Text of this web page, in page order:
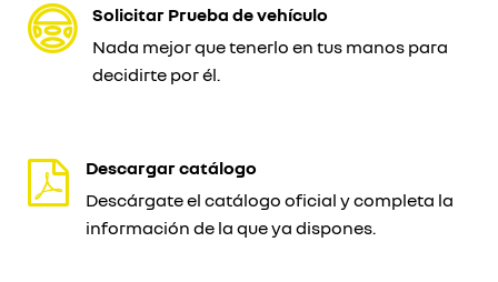
Solicitar Prueba de vehículo
Nada mejor que tenerlo en tus manos para
decidirte por él.
Descargar catálogo
Descárgate el catálogo oficial y completa la
información de la que ya dispones.